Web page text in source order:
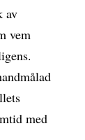
av
vem
med